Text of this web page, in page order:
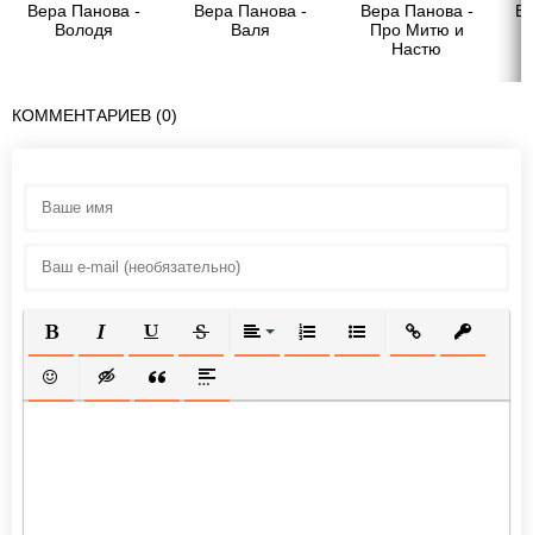
Вера Панова -
Володя
Вера Панова -
Валя
Вера Панова -
Про Митю и
Настю
КОММЕНТАРИЕВ (0)
ПОЛУЖИРНЫЙ
КУРСИВПОДЧЕРКНУТЫЙ
ЗАЧЕРКНУТЫЙВЫРАВНИВАНИЕ
НУМЕРОВАННЫЙ СПИСОК
МАРКИРОВАННЫЙ
ВСТАВИТЬ
ВСТАВИТЬ СМАЙЛИК
ВСТАВКА СКРЫТОГО ТЕКСТА
ВСТАВКА ЦИТАТЫ
ВСТАВКА СПОЙЛЕРА